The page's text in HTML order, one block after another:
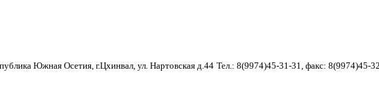
Южная Осетия, г.Цхинвал, ул. Нартовская д.44 Тел.: 8(9974)45-31-31, факс: 8(9974)45-